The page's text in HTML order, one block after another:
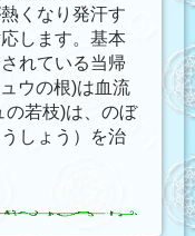
くなり発汗す
します。基本
れている当帰
ウの根)は血流
の若枝)は、のぼ
しょう）を治